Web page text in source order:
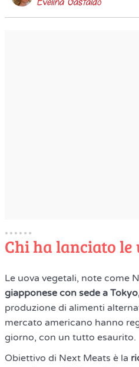
Chi ha lanciato
Le uova vegetali, note come
giapponese con sede a
produzione di alimenti
mercato americano hanno
giorno, con un tutto esaurito.
Obiettivo di Next Meats è la